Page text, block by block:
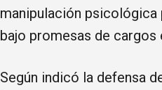
manipulación
bajo promesas de cargos
Según indicó la defensa